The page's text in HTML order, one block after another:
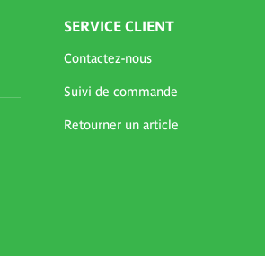
SERVICE CLIENT
Contactez-nous
Suivi de commande
Retourner un article